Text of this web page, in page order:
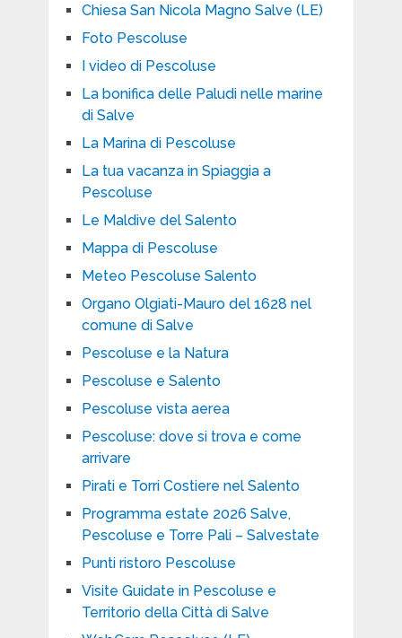
Chiesa San Nicola Magno Salve (LE)
Foto Pescoluse
I video di Pescoluse
La bonifica delle Paludi nelle marine
di Salve
La Marina di Pescoluse
La tua vacanza in Spiaggia a
Pescoluse
Le Maldive del Salento
Mappa di Pescoluse
Meteo Pescoluse Salento
Organo Olgiati-Mauro del 1628 nel
comune di Salve
Pescoluse e la Natura
Pescoluse e Salento
Pescoluse vista aerea
Pescoluse: dove si trova e come
arrivare
Pirati e Torri Costiere nel Salento
Programma estate 2026 Salve,
Pescoluse e Torre Pali – Salvestate
Punti ristoro Pescoluse
Visite Guidate in Pescoluse e
Territorio della Città di Salve